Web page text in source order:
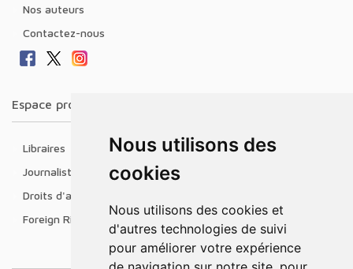
Nous utilisons des
cookies
Nous utilisons des cookies et
d'autres technologies de suivi
pour améliorer votre expérience
Nos auteurs
Contactez-nous
Espace professionnel
Libraires
Journalistes
Droits d'auteur
Foreign Rights